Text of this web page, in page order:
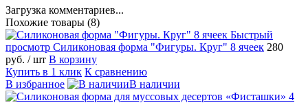
Загрузка комментариев...
Похожие товары (8)
Быстрый
просмотр Силиконовая форма "Фигуры. Круг" 8 ячеек 280
руб. / шт В корзину
Купить в 1 клик К сравнению
В избранное
В наличии